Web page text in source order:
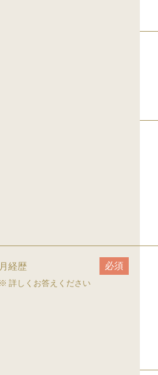
月経歴
詳しくお答えください
必須